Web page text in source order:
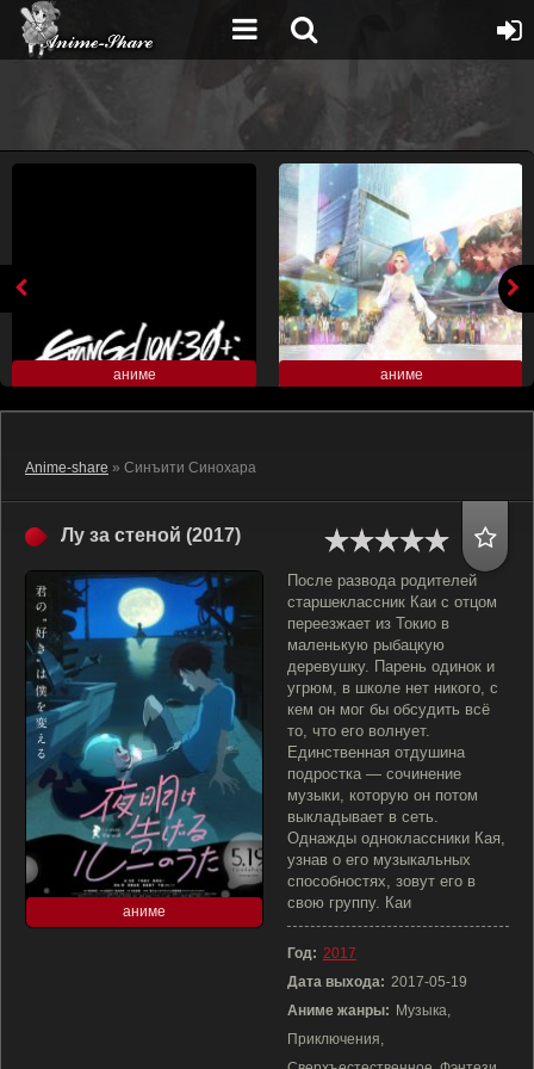
аниме аниме
Anime-share » Синъити Синохара
Лу за стеной (2017)
аниме
После развода родителей
старшеклассник Каи с отцом
переезжает из Токио в
маленькую рыбацкую
деревушку. Парень одинок и
угрюм, в школе нет никого, с
кем он мог бы обсудить всё
то, что его волнует.
Единственная отдушина
подростка — сочинение
музыки, которую он потом
выкладывает в сеть.
Однажды одноклассники Кая,
узнав о его музыкальных
способностях, зовут его в
свою группу. Каи
Год: 2017
Дата выхода: 2017-05-19
Аниме жанры: Музыка,
Приключения,